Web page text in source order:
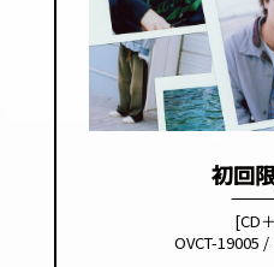
初回
[CD
OVCT-19005